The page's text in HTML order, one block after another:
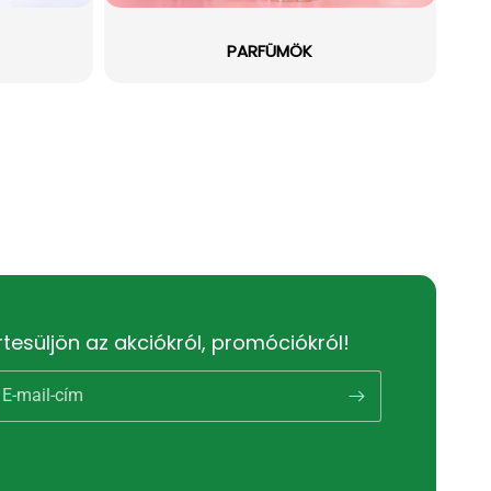
PARFÜMÖK
az akciókról, promóciókról!
E-mail-cím